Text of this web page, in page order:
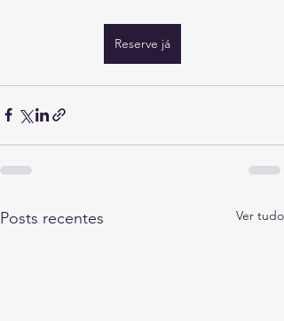
Reserve já
Posts recentes Ver tudo